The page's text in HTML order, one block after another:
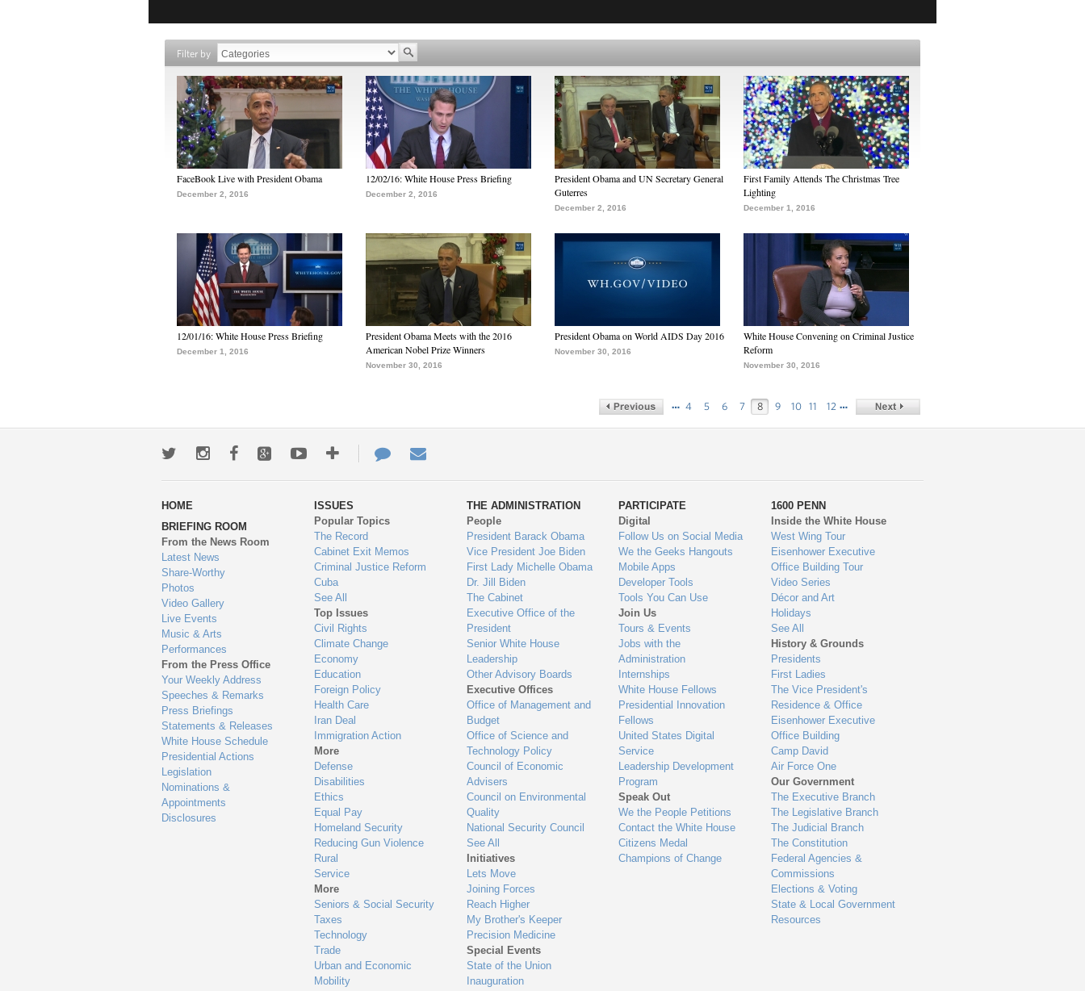
Filter by
FaceBook Live with President Obama
December 2, 2016
12/02/16: White House Press Briefing
December 2, 2016
President Obama and UN Secretary General
Guterres
December 2, 2016
First Family Attends The Christmas Tree
Lighting
December 1, 2016
12/01/16: White House Press Briefing
December 1, 2016
President Obama Meets with the 2016
American Nobel Prize Winners
November 30, 2016
President Obama on World AIDS Day 2016
November 30, 2016
White House Convening on Criminal Justice
Reform
November 30, 2016
… 4 5 6 7 8 9 10 11 12 …